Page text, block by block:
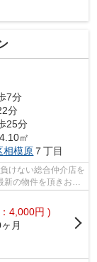
7分
分
25分
㎡
相模原 ７丁目
けない総合仲介店を
新の物件を頂きお客
4,000円 )
月